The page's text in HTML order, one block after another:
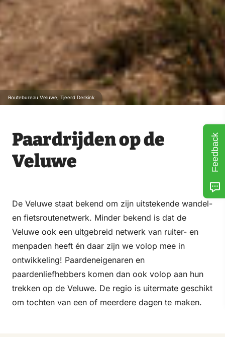
Routebureau Veluwe, Tjeerd Derkink
Paardrijden op de
Veluwe
De Veluwe staat bekend om zijn uitstekende wandel-
en fietsroutenetwerk. Minder bekend is dat de
Veluwe ook een uitgebreid netwerk van ruiter- en
menpaden heeft én daar zijn we volop mee in
ontwikkeling! Paardeneigenaren en
paardenliefhebbers komen dan ook volop aan hun
trekken op de Veluwe. De regio is uitermate geschikt
om tochten van een of meerdere dagen te maken.
Feedback